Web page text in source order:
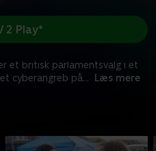
et britisk parlamentsvalg i et
cyberangreb på... Læs mere
2 Play*